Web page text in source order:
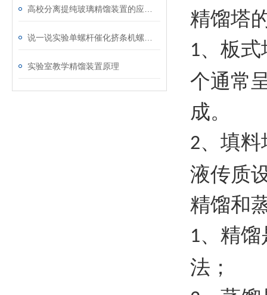
实验室教学精馏装置原理
精馏塔
1、板
个通常
成。
2、填
液传质
精馏和
1、精
法；